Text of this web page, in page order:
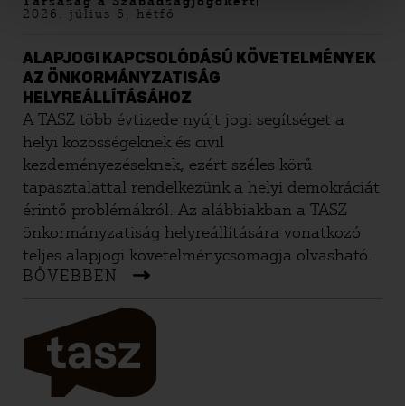
2026. július 6, hétfő
ALAPJOGI KAPCSOLÓDÁSÚ KÖVETELMÉNYEK
AZ ÖNKORMÁNYZATISÁG
HELYREÁLLÍTÁSÁHOZ
A TASZ több évtizede nyújt jogi segítséget a
helyi közösségeknek és civil
kezdeményezéseknek, ezért széles körű
tapasztalattal rendelkezünk a helyi demokráciát
érintő problémákról. Az alábbiakban a TASZ
önkormányzatiság helyreállítására vonatkozó
teljes alapjogi követelménycsomagja olvasható.
BŐVEBBEN